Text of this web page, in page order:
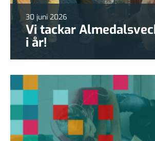
30 juni 2026
Vi tackar
i år!